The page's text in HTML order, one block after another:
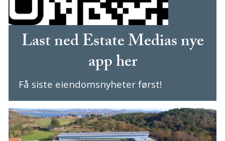
Last ned Estate Medias nye
app her
Få siste eiendomsnyheter først!